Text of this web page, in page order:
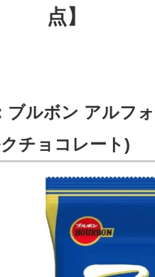
くり技術者専門サイト
点】
ブルボン アルフ
チョコレート)